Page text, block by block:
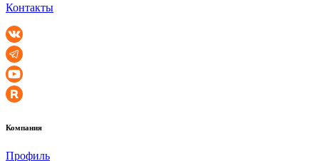
Контакты
Компания
Профиль